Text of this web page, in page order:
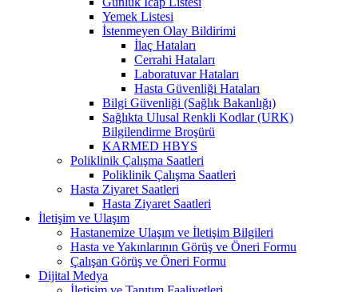
Yemek Listesi
İstenmeyen Olay Bildirimi
İlaç Hataları
Cerrahi Hataları
Laboratuvar Hataları
Hasta Güvenliği Hataları
Bilgi Güvenliği (Sağlık Bakanlığı)
Sağlıkta Ulusal Renkli Kodlar (URK)
Bilgilendirme Broşürü
KARMED HBYS
Poliklinik Çalışma Saatleri
Poliklinik Çalışma Saatleri
Hasta Ziyaret Saatleri
Hasta Ziyaret Saatleri
İletişim ve Ulaşım
Hastanemize Ulaşım ve İletişim Bilgileri
Hasta ve Yakınlarının Görüş ve Öneri Formu
Çalışan Görüş ve Öneri Formu
Dijital Medya